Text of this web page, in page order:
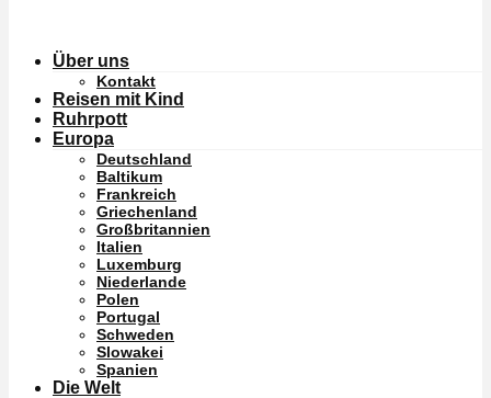
Über uns
Kontakt
Reisen mit Kind
Ruhrpott
Europa
Deutschland
Baltikum
Frankreich
Griechenland
Großbritannien
Italien
Luxemburg
Niederlande
Polen
Portugal
Schweden
Slowakei
Spanien
Die Welt